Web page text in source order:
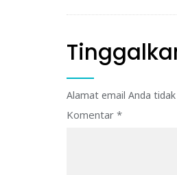
Alamat email Anda
Komentar *